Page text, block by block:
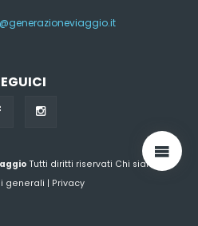
Tutti diritti riservati Chi siamo?
generali | Privacy